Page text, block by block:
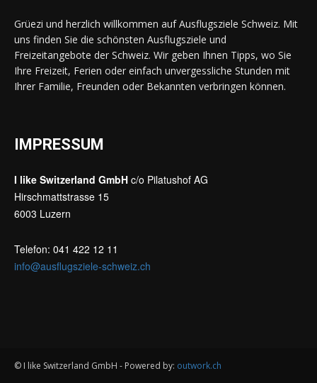
Grüezi und herzlich willkommen auf Ausflugsziele Schweiz. Mit
uns finden Sie die schönsten Ausflugsziele und
Freizeitangebote der Schweiz. Wir geben Ihnen Tipps, wo Sie
Ihre Freizeit, Ferien oder einfach unvergessliche Stunden mit
Ihrer Familie, Freunden oder Bekannten verbringen können.
IMPRESSUM
I like Switzerland GmbH c/o Pilatushof AG
Hirschmattstrasse 15
6003 Luzern
Telefon: 041 422 12 11
info@ausflugsziele-schweiz.ch
© I like Switzerland GmbH - Powered by: outwork.ch